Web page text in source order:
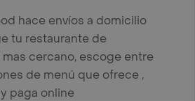
hace envíos a domicilio
tu restaurante de
mas cercano, escoge entre
de menú que ofrece ,
paga online